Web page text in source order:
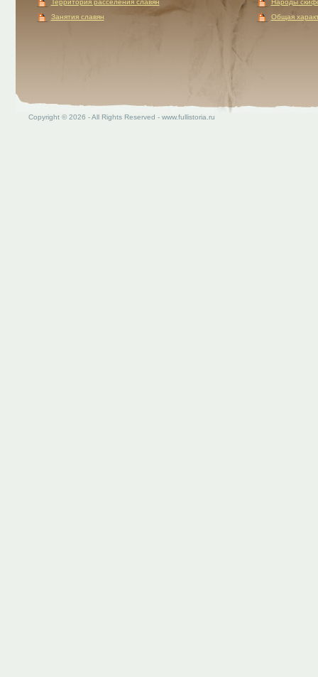
Территория расселения славян
Занятия славян
Народы
Общая
Copyright © 2026 - All Rights Reserved - www.fullistoria.ru